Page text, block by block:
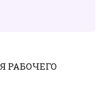
РАБОЧЕГО